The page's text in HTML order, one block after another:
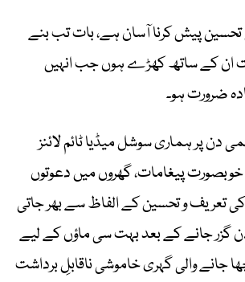
پیش کرنا آسان ہے، بات تب بنے
کے ساتھ کھڑے ہوں جب انہیں
ضرورت ہو۔
دن پر ہماری سوشل میڈیا ٹائم لائنز
پیغامات، گھروں میں دعوتوں
کی تعریف و تحسین کے الفاظ سے بھر جاتی
دن گزر جانے کے بعد بہت سی ماؤں کے لیے
والی گہری خاموشی ناقابلِ برداشت